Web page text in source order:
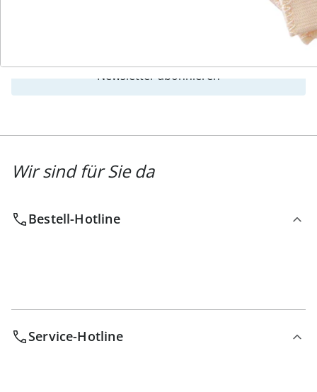
Newsletter abonnieren
Wir sind für Sie da
Bestell-Hotline
Service-Hotline